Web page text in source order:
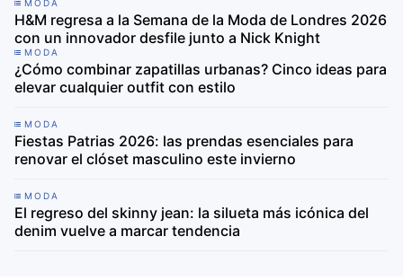
MODA
H&M regresa a la Semana de la Moda de Londres 2026
con un innovador desfile junto a Nick Knight
MODA
¿Cómo combinar zapatillas urbanas? Cinco ideas para
elevar cualquier outfit con estilo
MODA
Fiestas Patrias 2026: las prendas esenciales para
renovar el clóset masculino este invierno
MODA
El regreso del skinny jean: la silueta más icónica del
denim vuelve a marcar tendencia